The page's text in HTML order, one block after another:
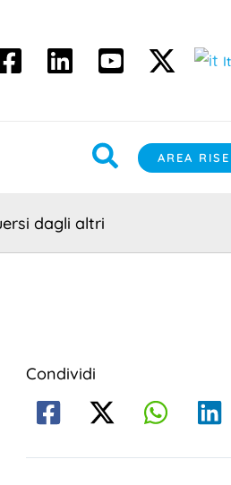
CercaAREA
dagli altri
Condividi